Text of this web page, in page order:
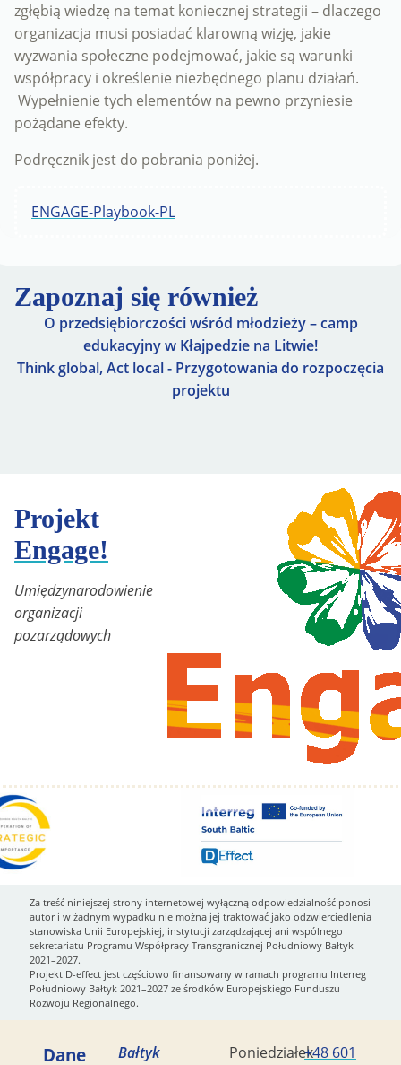
zgłębią wiedzę na temat koniecznej strategii – dlaczego
organizacja musi posiadać klarowną wizję, jakie
wyzwania społeczne podejmować, jakie są warunki
współpracy i określenie niezbędnego planu działań.
Wypełnienie tych elementów na pewno przyniesie
pożądane efekty.
Podręcznik jest do pobrania poniżej.
ENGAGE-Playbook-PL
Zapoznaj się również
O przedsiębiorczości wśród młodzieży – camp
edukacyjny w Kłajpedzie na Litwie!
Think global, Act local - Przygotowania do rozpoczęcia
projektu
Projekt
Engage!
Umiędzynarodowienie
organizacji
pozarządowych
Za treść niniejszej strony internetowej wyłączną odpowiedzialność ponosi
autor i w żadnym wypadku nie można jej traktować jako odzwierciedlenia
stanowiska Unii Europejskiej, instytucji zarządzającej ani wspólnego
sekretariatu Programu Współpracy Transgranicznej Południowy Bałtyk
2021–2027.
Projekt D-effect jest częściowo finansowany w ramach programu Interreg
Południowy Bałtyk 2021–2027 ze środków Europejskiego Funduszu
Rozwoju Regionalnego.
Dane
Bałtyk
Poniedziałek+48 601